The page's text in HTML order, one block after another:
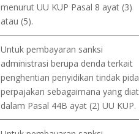
menurut UU KUP Pasal 8 ayat (3)
atau (5).
Untuk pembayaran sanksi
administrasi berupa denda terkait
penghentian penyidikan tindak
perpajakan sebagaimana yang
dalam Pasal 44B ayat (2) UU KUP.